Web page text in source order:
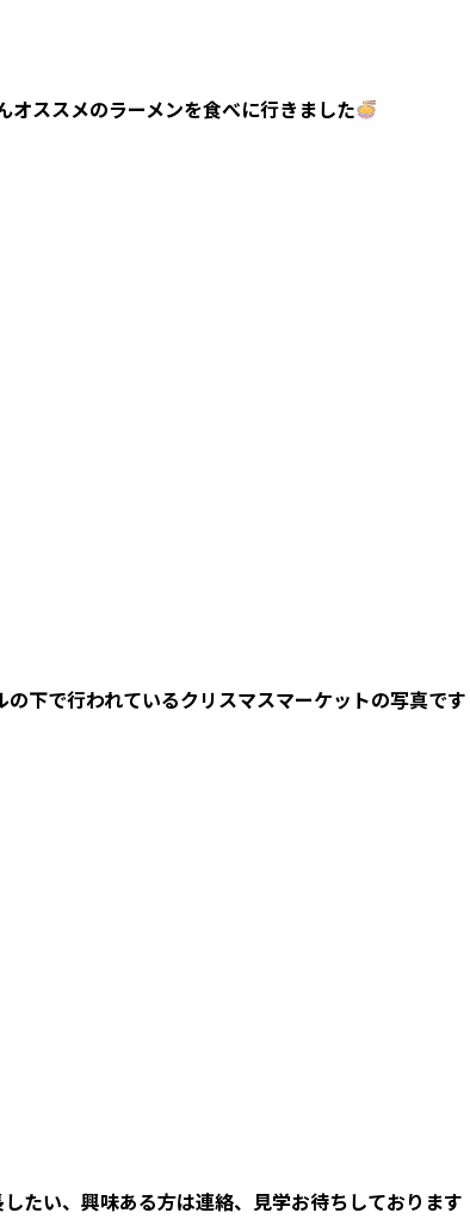
ススメのラーメンを食べに行きました
下で行われているクリスマスマーケットの写真です
たい、興味ある方は連絡、見学お待ちしております